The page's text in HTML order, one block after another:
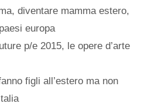
,diventare mamma estero,
europa
p/e 2015, le opere d’arte
figli all’estero ma non